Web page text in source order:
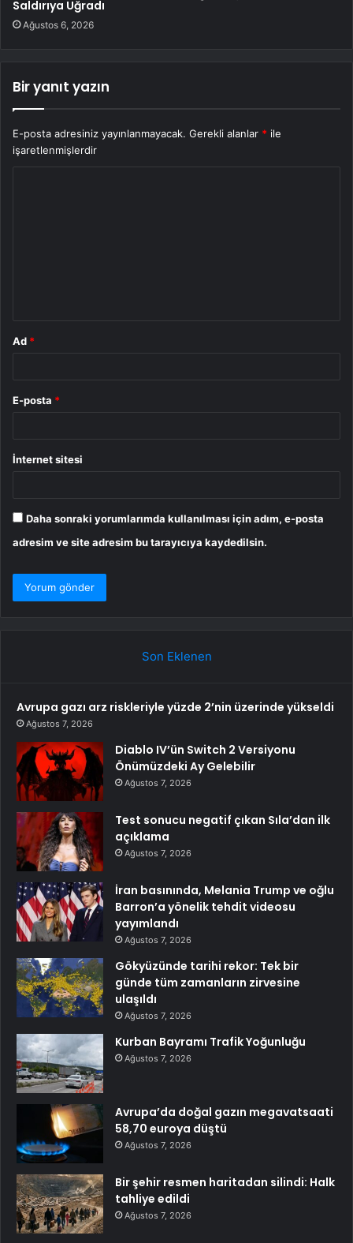
Saldırıya Uğradı
Ağustos 6, 2026
Bir yanıt yazın
E-posta adresiniz yayınlanmayacak. Gerekli alanlar * ile
işaretlenmişlerdir
Ad *
E-posta *
İnternet sitesi
Daha sonraki yorumlarımda kullanılması için adım, e-posta
adresim ve site adresim bu tarayıcıya kaydedilsin.
Son Eklenen
Avrupa gazı arz riskleriyle yüzde 2’nin üzerinde yükseldi
Ağustos 7, 2026
Diablo IV’ün Switch 2 Versiyonu
Önümüzdeki Ay Gelebilir
Ağustos 7, 2026
Test sonucu negatif çıkan Sıla’dan ilk
açıklama
Ağustos 7, 2026
İran basınında, Melania Trump ve oğlu
Barron’a yönelik tehdit videosu
yayımlandı
Ağustos 7, 2026
Gökyüzünde tarihi rekor: Tek bir
günde tüm zamanların zirvesine
ulaşıldı
Ağustos 7, 2026
Kurban Bayramı Trafik Yoğunluğu
Ağustos 7, 2026
Avrupa’da doğal gazın megavatsaati
58,70 euroya düştü
Ağustos 7, 2026
Bir şehir resmen haritadan silindi: Halk
tahliye edildi
Ağustos 7, 2026